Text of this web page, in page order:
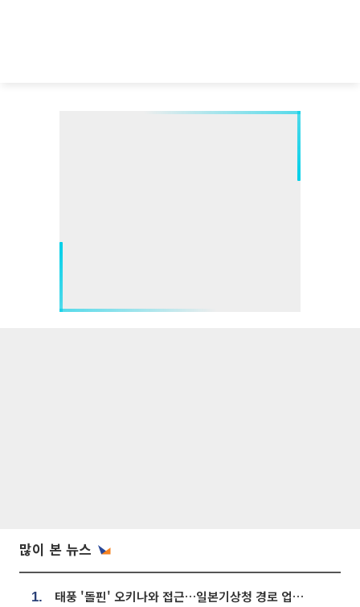
많이 본 뉴스
1. 태풍 '돌핀' 오키나와 접근…일본기상청 경로 업데이트